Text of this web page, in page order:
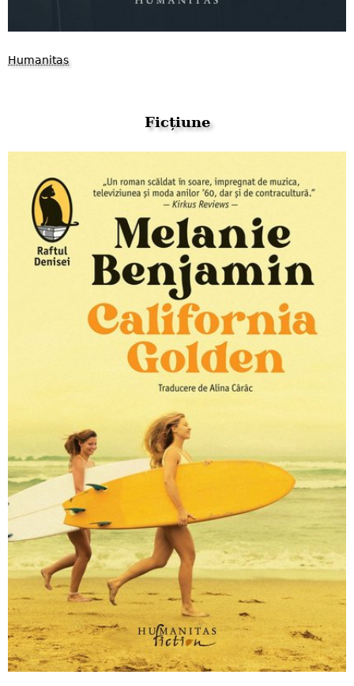
Humanitas
Ficțiune